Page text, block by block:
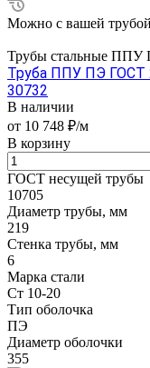
Можно с вашей трубой
Трубы стальные ППУ
Труба ППУ ПЭ ГОСТ
30732
В наличии
от 10 748 ₽/м
В корзину
ГОСТ несущей трубы
10705
Диаметр трубы, мм
219
Стенка трубы, мм
6
Марка стали
Ст 10-20
Тип оболочка
ПЭ
Диаметр оболочки
355